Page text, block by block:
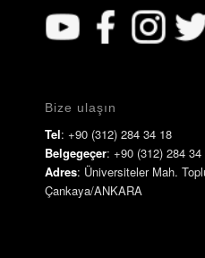
Bize ulaşın
Tel: +90 (312) 284 34 18
Belgegeçer: +90 (312) 284 34
Adres: Üniversiteler Mah.
Çankaya/ANKARA